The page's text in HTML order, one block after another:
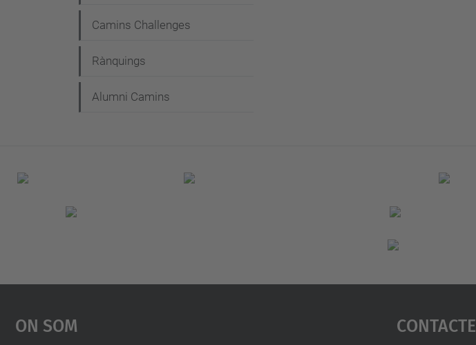
Camins Challenges
Rànquings
Alumni Camins
On Som Contacte